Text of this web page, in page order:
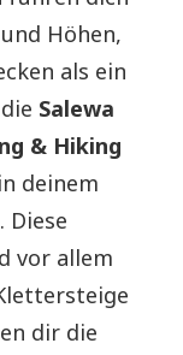
Höhen,
als ein
Salewa
& Hiking
deinem
Diese
vor allem
dir die